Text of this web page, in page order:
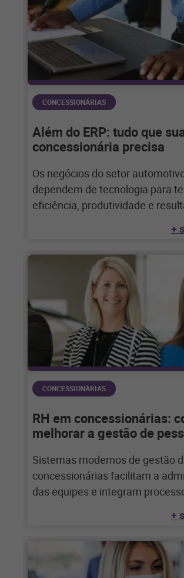
CONCESSIONÁRIAS
Além do ERP: tudo que
concessionária precisa
Os negócios do setor
dependem de tecnologia para
eficiência, produtividade e
+
CONCESSIONÁRIAS
RH em concessionárias:
melhorar a gestão de
Sistemas modernos de gestão
concessionárias facilitam a
das equipes e integram
+